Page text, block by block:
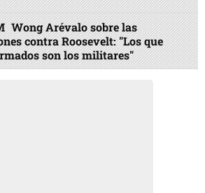
Wong Arévalo sobre las
contra Roosevelt: "Los que
son los militares"